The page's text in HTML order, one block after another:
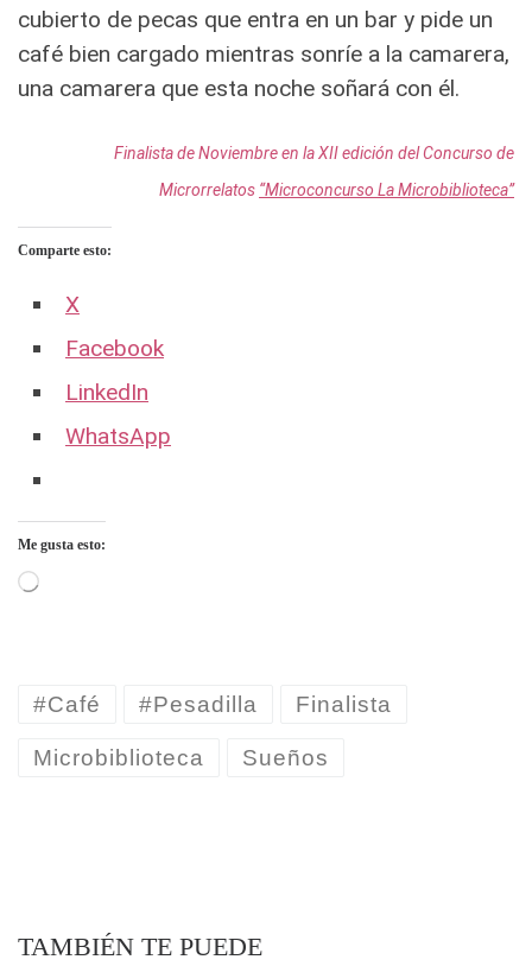
cubierto de pecas que entra en un bar y pide un
café bien cargado mientras sonríe a la camarera,
una camarera que esta noche soñará con él.
Finalista de Noviembre en la XII edición del Concurso de
Microrrelatos “Microconcurso La Microbiblioteca”
Comparte esto:
X
Facebook
LinkedIn
WhatsApp
Me gusta esto:
Cargando...
#Café #Pesadilla Finalista
Microbiblioteca Sueños
TAMBIÉN TE PUEDE